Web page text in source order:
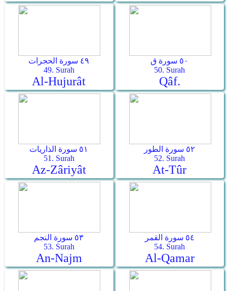
٤٩ سورة الحجرات
49. Surah
Al-Hujurât
٥٠ سورة ق
50. Surah
Qâf.
٥١ سورة الذاريات
51. Surah
Az-Zâriyât
٥٢ سورة الطور
52. Surah
At-Tûr
٥٣ سورة النجم
53. Surah
An-Najm
٥٤ سورة القمر
54. Surah
Al-Qamar